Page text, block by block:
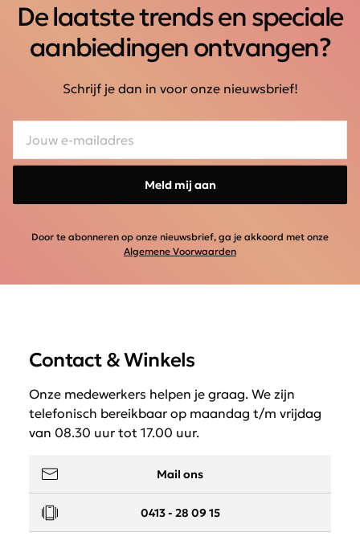
De laatste trends en speciale
aanbiedingen ontvangen?
Schrijf je dan in voor onze nieuwsbrief!
Meld mij aan
Door te abonneren op onze nieuwsbrief, ga je akkoord met onze
Algemene Voorwaarden
Contact & Winkels
Onze medewerkers helpen je graag. We zijn
telefonisch bereikbaar op maandag t/m vrijdag
van 08.30 uur tot 17.00 uur.
Mail ons
0413 - 28 09 15